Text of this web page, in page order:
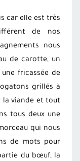
car elle est très
de nos
nous
de carotte, un
fricassée de
grillés à
la viande et tout
tous deux une
qui nous
de mots pour
du bœuf, la